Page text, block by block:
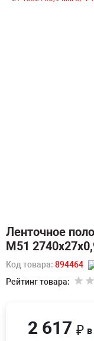
Ленточное
M51
Код товара: 894464
Рейтинг товара:
2 617 ₽